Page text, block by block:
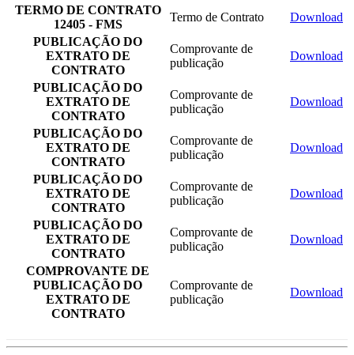
TERMO DE CONTRATO
12405 - FMS
Termo de Contrato
Download
PUBLICAÇÃO DO
EXTRATO DE
CONTRATO
Comprovante de
publicação
Download
PUBLICAÇÃO DO
EXTRATO DE
CONTRATO
Comprovante de
publicação
Download
PUBLICAÇÃO DO
EXTRATO DE
CONTRATO
Comprovante de
publicação
Download
PUBLICAÇÃO DO
EXTRATO DE
CONTRATO
Comprovante de
publicação
Download
PUBLICAÇÃO DO
EXTRATO DE
CONTRATO
Comprovante de
publicação
Download
COMPROVANTE DE
PUBLICAÇÃO DO
EXTRATO DE
CONTRATO
Comprovante de
publicação
Download